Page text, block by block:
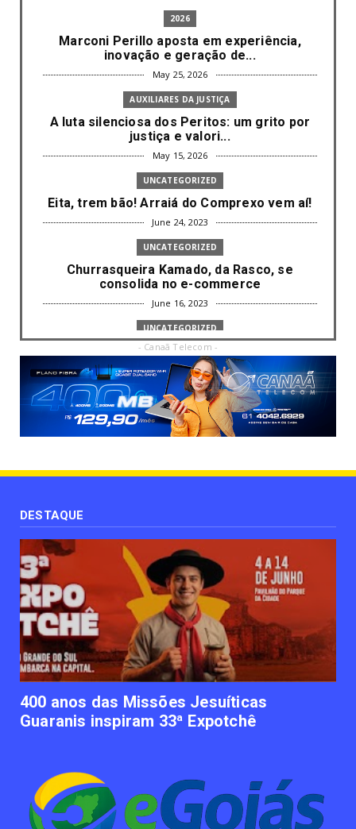
2026
Marconi Perillo aposta em experiência,
inovação e geração de...
May 25, 2026
AUXILIARES DA JUSTIÇA
A luta silenciosa dos Peritos: um grito por
justiça e valori...
May 15, 2026
UNCATEGORIZED
Eita, trem bão! Arraiá do Comprexo vem aí!
June 24, 2023
UNCATEGORIZED
Churrasqueira Kamado, da Rasco, se
consolida no e-commerce
June 16, 2023
UNCATEGORIZED
Com mais da metade dos cargos de
liderança ocupados por mulh...
June 16, 2023
UNCATEGORIZED
Paisagismo valoriza imóvel e atrai clientes
UNCATEGORIZED
June 12, 2023
UNCATEGORIZED
Empresas apostam em iniciativas de
felicidade corporativa pa...
June 09, 2023
UNCATEGORIZED
Lawtech gaúcha ajuda advogados a
organizarem sua vida financ...
June 09, 2023
- Canaã Telecom -
DESTAQUE
400 anos das Missões Jesuíticas
Guaranis inspiram 33ª Expotchê